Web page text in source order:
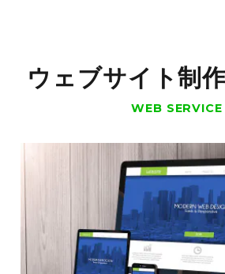
ウェブサイト制
WEB SERVICE